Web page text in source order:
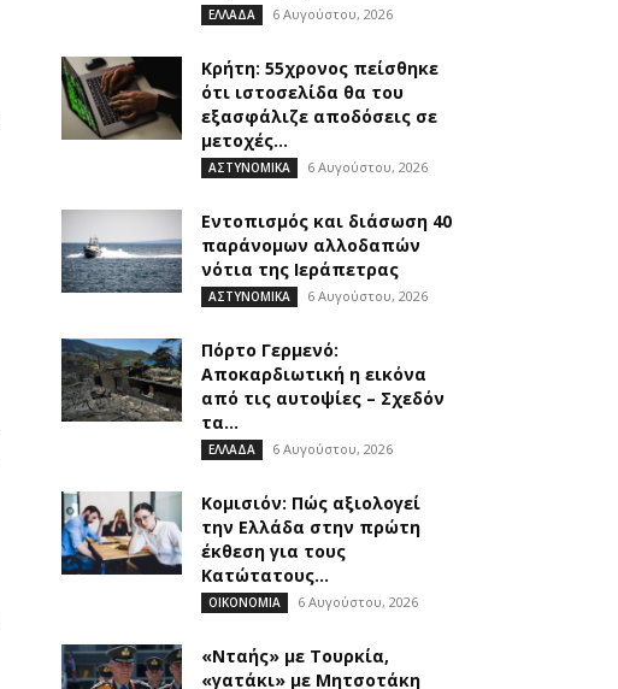
ΕΛΛΑΔΑ 6 Αυγούστου, 2026
Κρήτη: 55χρονος πείσθηκε
ότι ιστοσελίδα θα του
εξασφάλιζε αποδόσεις σε
μετοχές...
ΑΣΤΥΝΟΜΙΚΑ 6 Αυγούστου, 2026
Εντοπισμός και διάσωση 40
παράνομων αλλοδαπών
νότια της Ιεράπετρας
ΑΣΤΥΝΟΜΙΚΑ 6 Αυγούστου, 2026
Πόρτο Γερμενό:
Αποκαρδιωτική η εικόνα
από τις αυτοψίες – Σχεδόν
τα...
ΕΛΛΑΔΑ 6 Αυγούστου, 2026
Κομισιόν: Πώς αξιολογεί
την Ελλάδα στην πρώτη
έκθεση για τους
Κατώτατους...
ΟΙΚΟΝΟΜΙΑ 6 Αυγούστου, 2026
«Νταής» με Τουρκία,
«γατάκι» με Μητσοτάκη